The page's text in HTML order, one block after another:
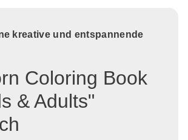
kreative und entspannende
Coloring Book
& Adults"